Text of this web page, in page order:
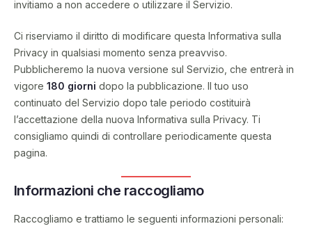
invitiamo a non accedere o utilizzare il Servizio.
Ci riserviamo il diritto di modificare questa Informativa sulla
Privacy in qualsiasi momento senza preavviso.
Pubblicheremo la nuova versione sul Servizio, che entrerà in
vigore 180 giorni dopo la pubblicazione. Il tuo uso
continuato del Servizio dopo tale periodo costituirà
l’accettazione della nuova Informativa sulla Privacy. Ti
consigliamo quindi di controllare periodicamente questa
pagina.
Informazioni che raccogliamo
Raccogliamo e trattiamo le seguenti informazioni personali: